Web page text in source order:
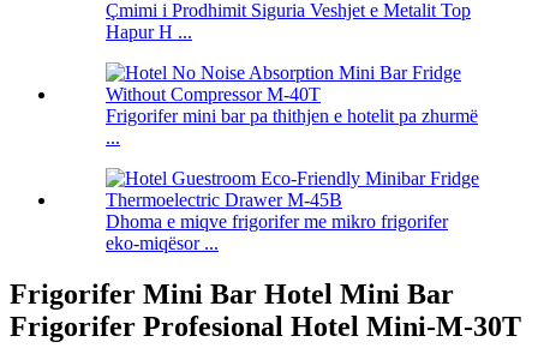
Çmimi i Prodhimit Siguria Veshjet e Metalit Top
Hapur H ...
Frigorifer mini bar pa thithjen e hotelit pa zhurmë
...
Dhoma e miqve frigorifer me mikro frigorifer
eko-miqësor ...
Frigorifer Mini Bar Hotel Mini Bar
Frigorifer Profesional Hotel Mini-M-30T